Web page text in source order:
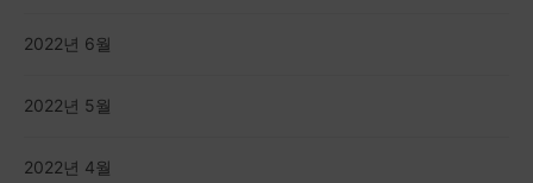
2022년 6월
2022년 5월
2022년 4월